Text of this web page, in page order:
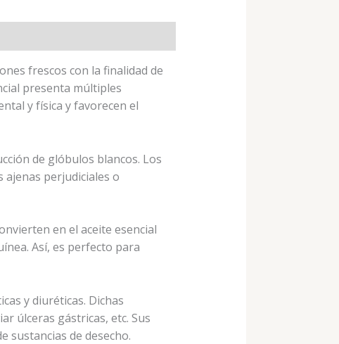
frescos con la finalidad de
presenta múltiples
y física y favorecen el
de glóbulos blancos. Los
perjudiciales o
en el aceite esencial
Así, es perfecto para
y diuréticas. Dichas
úlceras gástricas, etc. Sus
sustancias de desecho.